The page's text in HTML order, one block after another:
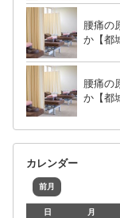
腰痛の
か【都
腰痛の
か【都
カレンダー
前月
日 月